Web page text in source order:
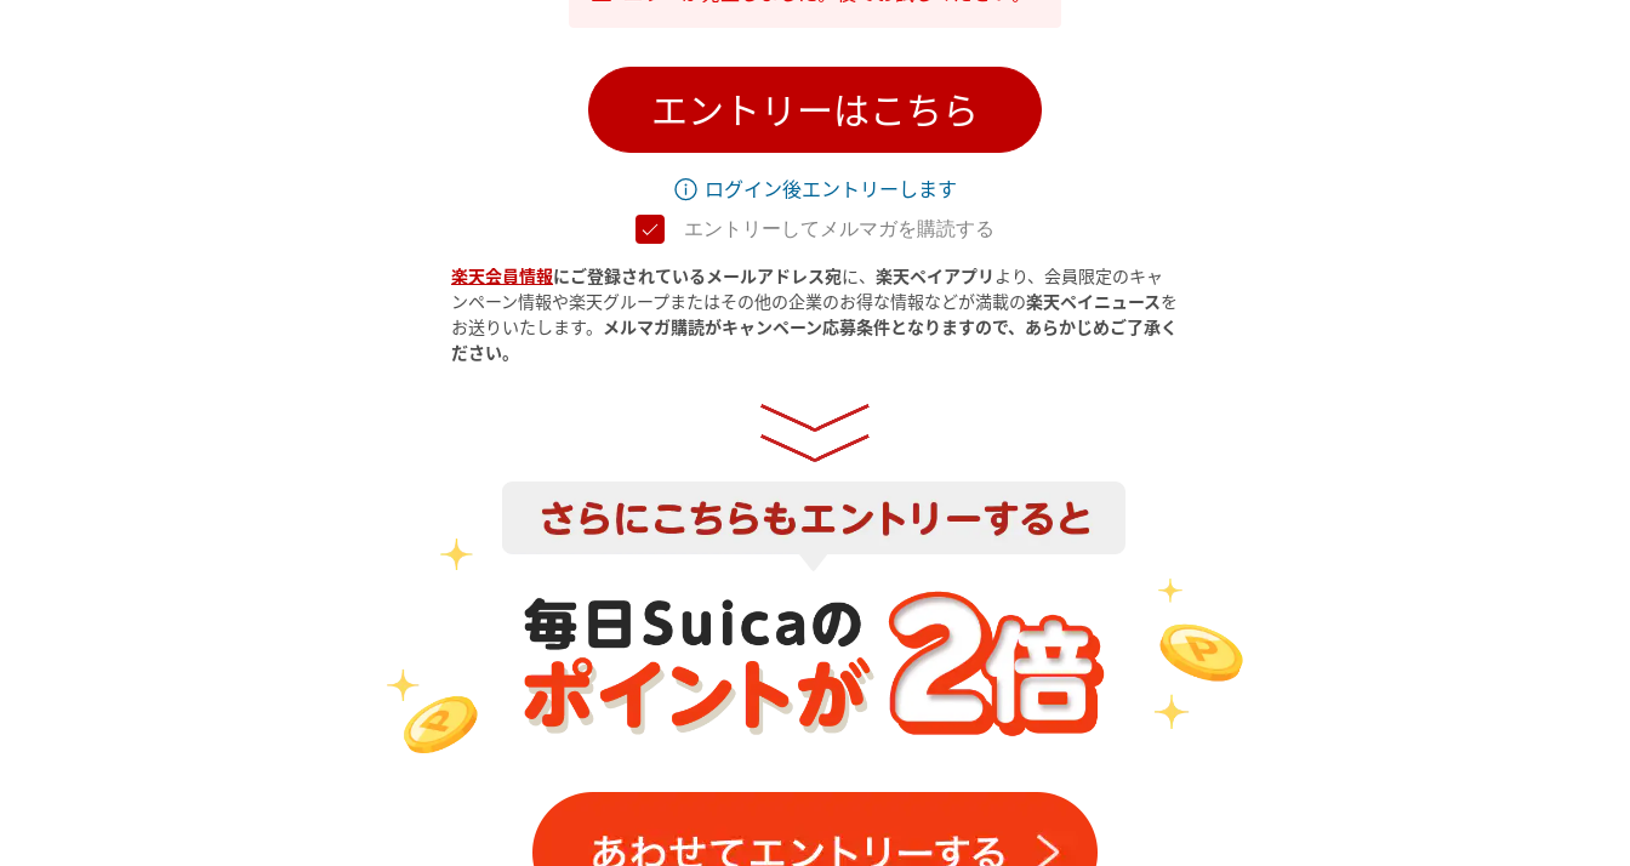
エントリーはこちら
ログイン後エントリーします
エントリーしてメルマガを購読する
楽天会員情報にご登録されているメールアドレス宛に、 楽天ペイアプリ より、会員限定のキャ
ンペーン情報や楽天グループまたはその他の企業のお得な情報などが満載の楽天ペイニュースを
お送りいたします。 メルマガ購読がキャンペーン応募条件となりますので、あらかじめご了承く
ださい。